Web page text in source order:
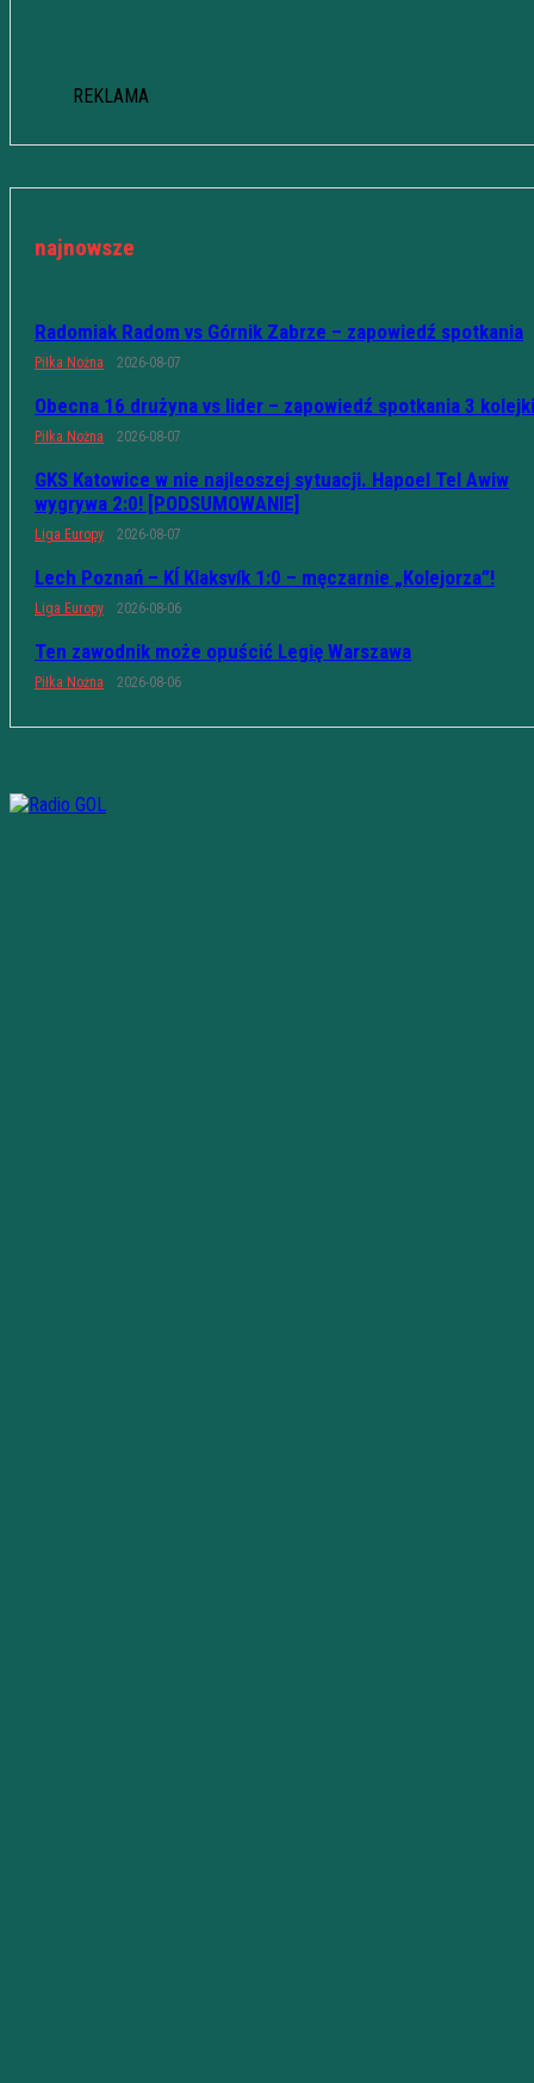
REKLAMA
najnowsze
Radomiak Radom vs Górnik Zabrze – zapowiedź spotkania
Piłka Nożna 2026-08-07
Obecna 16 drużyna vs lider – zapowiedź spotkania 3 kolejki
Piłka Nożna 2026-08-07
GKS Katowice w nie najleoszej sytuacji. Hapoel Tel Awiw
wygrywa 2:0! [PODSUMOWANIE]
Liga Europy 2026-08-07
Lech Poznań – KÍ Klaksvík 1:0 – męczarnie „Kolejorza”!
Liga Europy 2026-08-06
Ten zawodnik może opuścić Legię Warszawa
Piłka Nożna 2026-08-06